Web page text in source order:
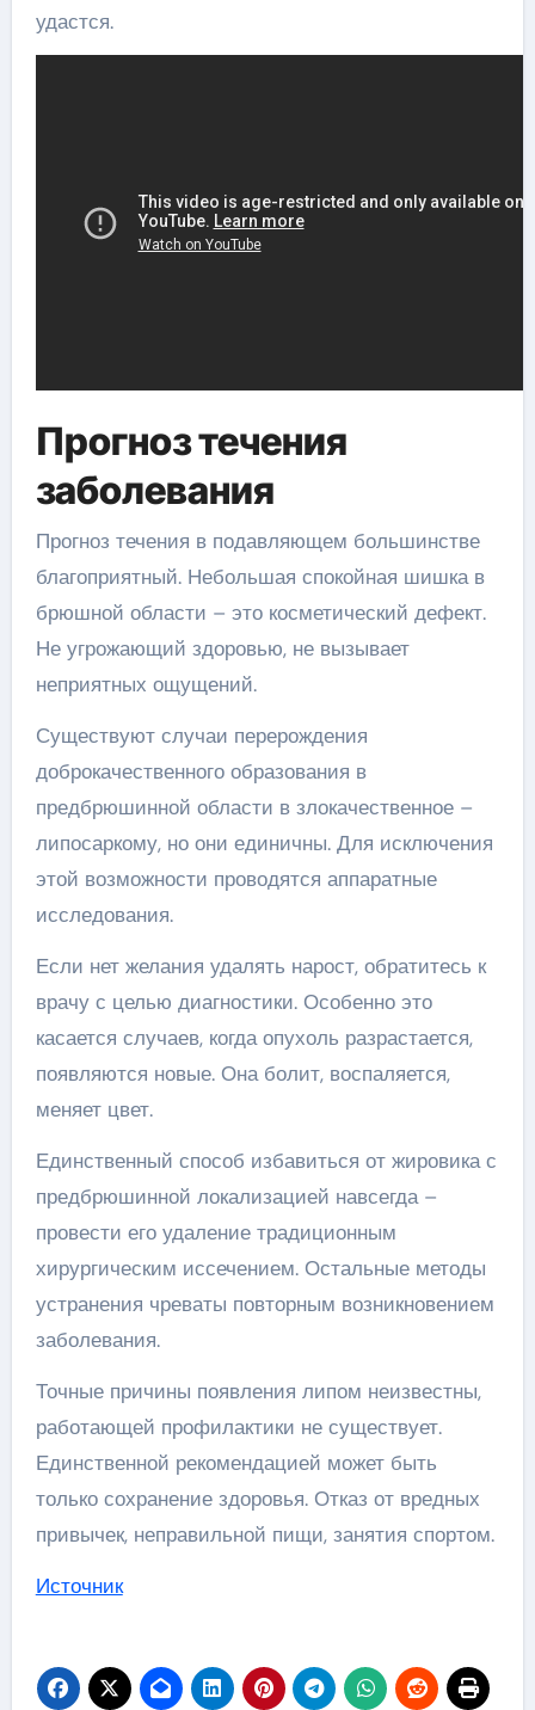
удастся.
Прогноз течения
заболевания
Прогноз течения в подавляющем большинстве
благоприятный. Небольшая спокойная шишка в
брюшной области – это косметический дефект.
Не угрожающий здоровью, не вызывает
неприятных ощущений.
Существуют случаи перерождения
доброкачественного образования в
предбрюшинной области в злокачественное –
липосаркому, но они единичны. Для исключения
этой возможности проводятся аппаратные
исследования.
Если нет желания удалять нарост, обратитесь к
врачу с целью диагностики. Особенно это
касается случаев, когда опухоль разрастается,
появляются новые. Она болит, воспаляется,
меняет цвет.
Единственный способ избавиться от жировика с
предбрюшинной локализацией навсегда –
провести его удаление традиционным
хирургическим иссечением. Остальные методы
устранения чреваты повторным возникновением
заболевания.
Точные причины появления липом неизвестны,
работающей профилактики не существует.
Единственной рекомендацией может быть
только сохранение здоровья. Отказ от вредных
привычек, неправильной пищи, занятия спортом.
Источник